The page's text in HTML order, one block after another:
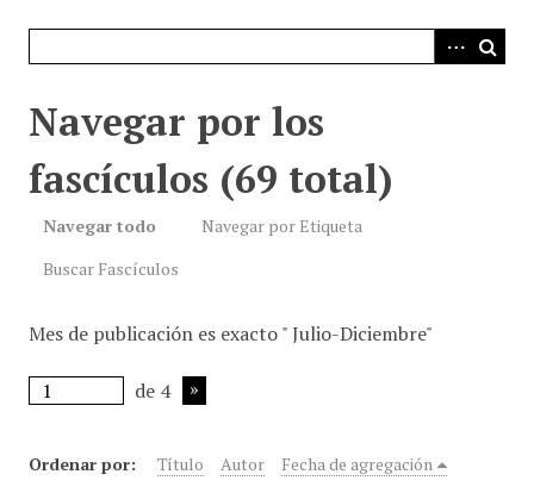
Navegar por los
fascículos (69 total)
Navegar todo
Navegar por Etiqueta
Buscar Fascículos
Mes de publicación es exacto " Julio-Diciembre"
de 4
Ordenar por: Título Autor Fecha de agregación